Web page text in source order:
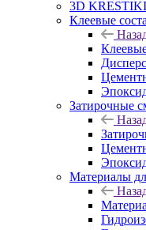
3D KRESTIKI
Клеевые
Затирочные
Материалы